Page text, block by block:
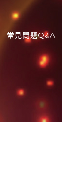
常見問題Q&A